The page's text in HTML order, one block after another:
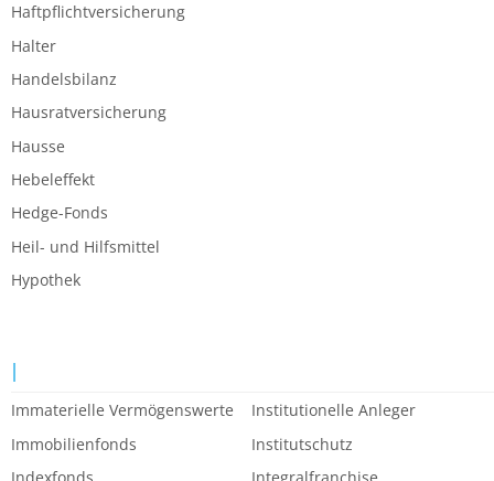
Haftpflichtversicherung
Halter
Handelsbilanz
Hausratversicherung
Hausse
Hebeleffekt
Hedge-Fonds
Heil- und Hilfsmittel
Hypothek
I
Immaterielle Vermögenswerte
Immobilienfonds
Institutionelle Anleger
Institutschutz